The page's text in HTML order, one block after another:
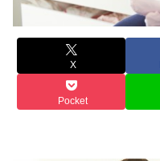
X
Pocket